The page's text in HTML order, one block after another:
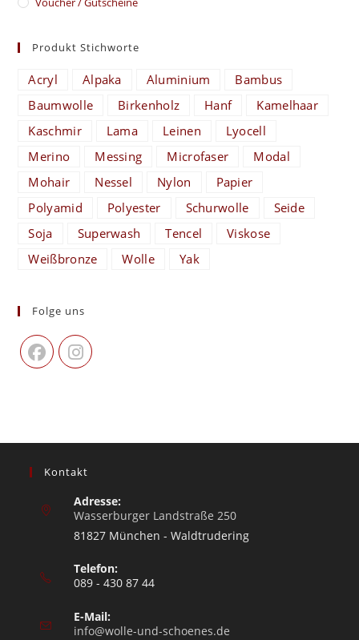
Produkt Stichworte
Acryl Alpaka Aluminium
Bambus
Baumwolle
Birkenholz Hanf
Kamelhaar
Kaschmir
Lama Leinen
Lyocell
Merino
Messing Microfaser
Modal
Mohair
Nessel Nylon
Papier
Polyamid
Polyester Schurwolle
Seide
Soja
Superwash Tencel
Viskose
Weißbronze
Wolle Yak
Folge uns
Kontakt
Adresse:
Wasserburger Landstraße 250
81827 München - Waldtrudering
Telefon:
089 - 430 87 44
E-Mail:
info@wolle-und-schoenes.de